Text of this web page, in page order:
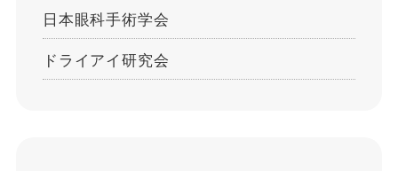
日本眼科手術学会
ドライアイ研究会